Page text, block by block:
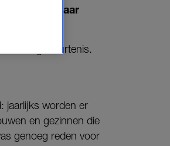
verhaal naar
gebeurtenis.
jaarlijks worden er
en gezinnen die
genoeg reden voor